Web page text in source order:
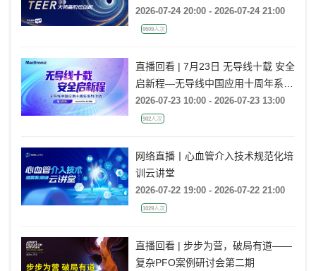
2026-07-24 20:00 - 2026-07-24 21:00
9509人次
直播回看 | 7月23日 无导线十载 安全
启新程—无导线中国应用十周年系列
活动
2026-07-23 10:00 - 2026-07-23 13:00
902人次
网络直播丨心血管介入技术规范化培
训云讲堂
2026-07-22 19:00 - 2026-07-22 21:00
1029人次
直播回看 | 步步为营，破局有道——
复杂PFO案例研讨会第二期